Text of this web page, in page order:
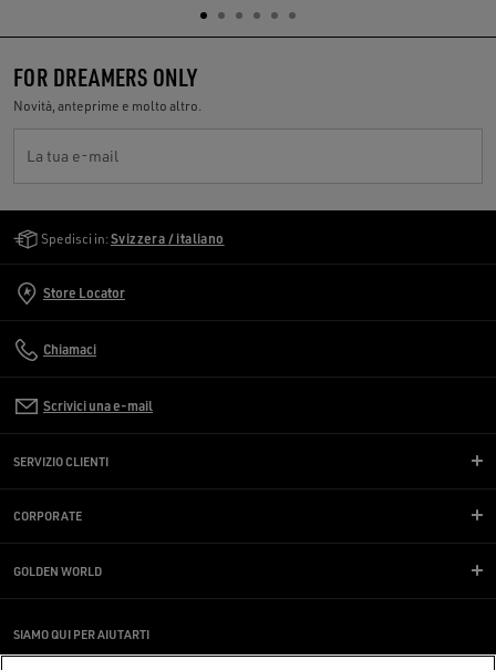
FOR DREAMERS ONLY
Novità, anteprime e molto altro.
La tua e-mail
Spedisci in: Svizzera / italiano
Store Locator
Chiamaci
Scrivici una e-mail
SERVIZIO CLIENTI
CORPORATE
GOLDEN WORLD
SIAMO QUI PER AIUTARTI
Stai utilizzando uno screen reader e hai difficoltà?